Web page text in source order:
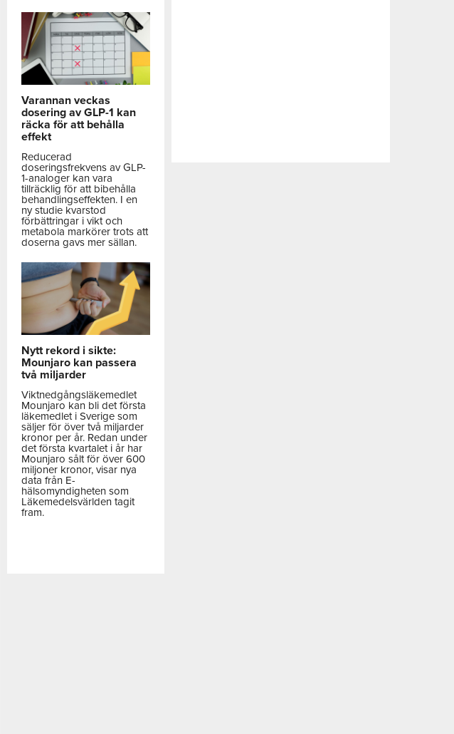
Varannan veckas
dosering av GLP-1 kan
räcka för att behålla
effekt
Reducerad
doseringsfrekvens av GLP-
1-analoger kan vara
tillräcklig för att bibehålla
behandlingseffekten. I en
ny studie kvarstod
förbättringar i vikt och
metabola markörer trots att
doserna gavs mer sällan.
Nytt rekord i sikte:
Mounjaro kan passera
två miljarder
Viktnedgångsläkemedlet
Mounjaro kan bli det första
läkemedlet i Sverige som
säljer för över två miljarder
kronor per år. Redan under
det första kvartalet i år har
Mounjaro sålt för över 600
miljoner kronor, visar nya
data från E-
hälsomyndigheten som
Läkemedelsvärlden tagit
fram.